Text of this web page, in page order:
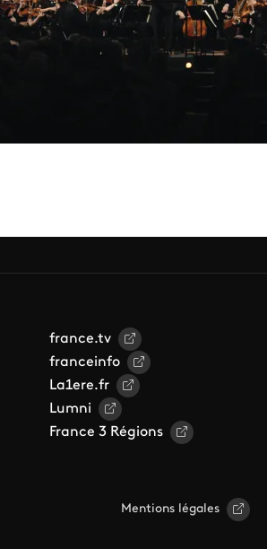
france.tv
franceinfo
La1ere.fr
Lumni
France 3 Régions
Mentions légales